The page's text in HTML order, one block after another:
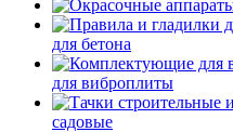
для бетона
для виброплиты
садовые